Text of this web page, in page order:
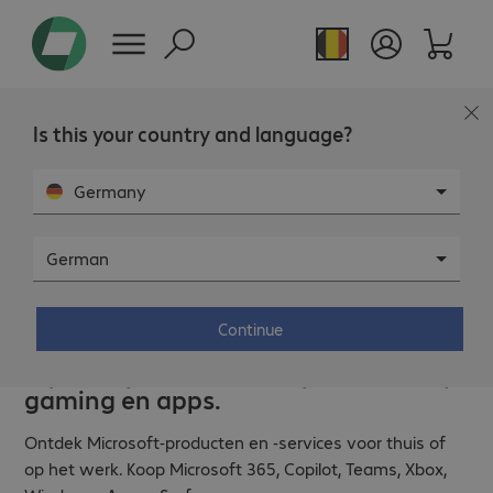
Is this your country and language?
Germany
German
Continue
gaming en apps.
Ontdek Microsoft-producten en -services voor thuis of
op het werk. Koop Microsoft 365, Copilot, Teams, Xbox,